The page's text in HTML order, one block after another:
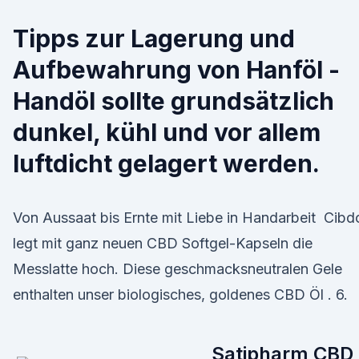
Tipps zur Lagerung und
Aufbewahrung von Hanföl -
Handöl sollte grundsätzlich
dunkel, kühl und vor allem
luftdicht gelagert werden.
Von Aussaat bis Ernte mit Liebe in Handarbeit
legt mit ganz neuen CBD Softgel-Kapseln die
Messlatte hoch. Diese geschmacksneutralen Gele
enthalten unser biologisches, goldenes CBD Öl . 6.
Satipharm CBD